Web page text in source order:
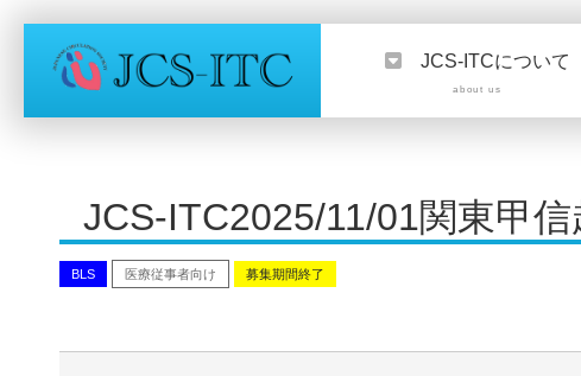
JCS-ITCについて
about us
JCS-ITC2025/11/01関東甲
BLS 医療従事者向け 募集期間終了